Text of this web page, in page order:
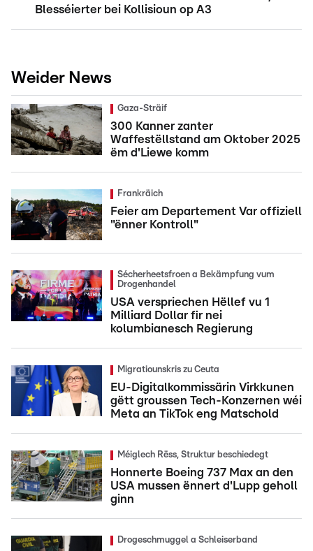
Blesséierter bei Kollisioun op A3
Weider News
Gaza-Sträif
300 Kanner zanter
Waffestëllstand am Oktober 2025
ëm d'Liewe komm
Frankräich
Feier am Departement Var offiziell
"ënner Kontroll"
Sécherheetsfroen a Bekämpfung vum
Drogenhandel
USA verspriechen Hëllef vu 1
Milliard Dollar fir nei
kolumbianesch Regierung
Migratiounskris zu Ceuta
EU-Digitalkommissärin Virkkunen
gëtt groussen Tech-Konzernen wéi
Meta an TikTok eng Matschold
Méiglech Rëss, Struktur beschiedegt
Honnerte Boeing 737 Max an den
USA mussen ënnert d'Lupp geholl
ginn
Drogeschmuggel a Schleiserband